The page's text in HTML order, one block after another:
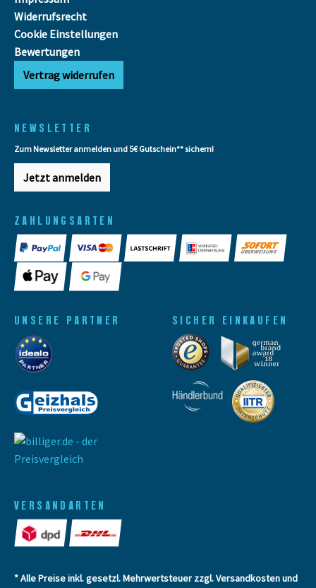
Widerrufsrecht
Cookie Einstellungen
Bewertungen
Vertrag widerrufen
NEWSLETTER
Zum Newsletter anmelden und 5€ Gutschein** sichern!
Jetzt anmelden
ZAHLUNGSARTEN
VERSANDARTEN
UNSERE PARTNER SICHER EINKAUFEN
* Alle Preise inkl. gesetzl. Mehrwertsteuer zzgl.Versandkostenund